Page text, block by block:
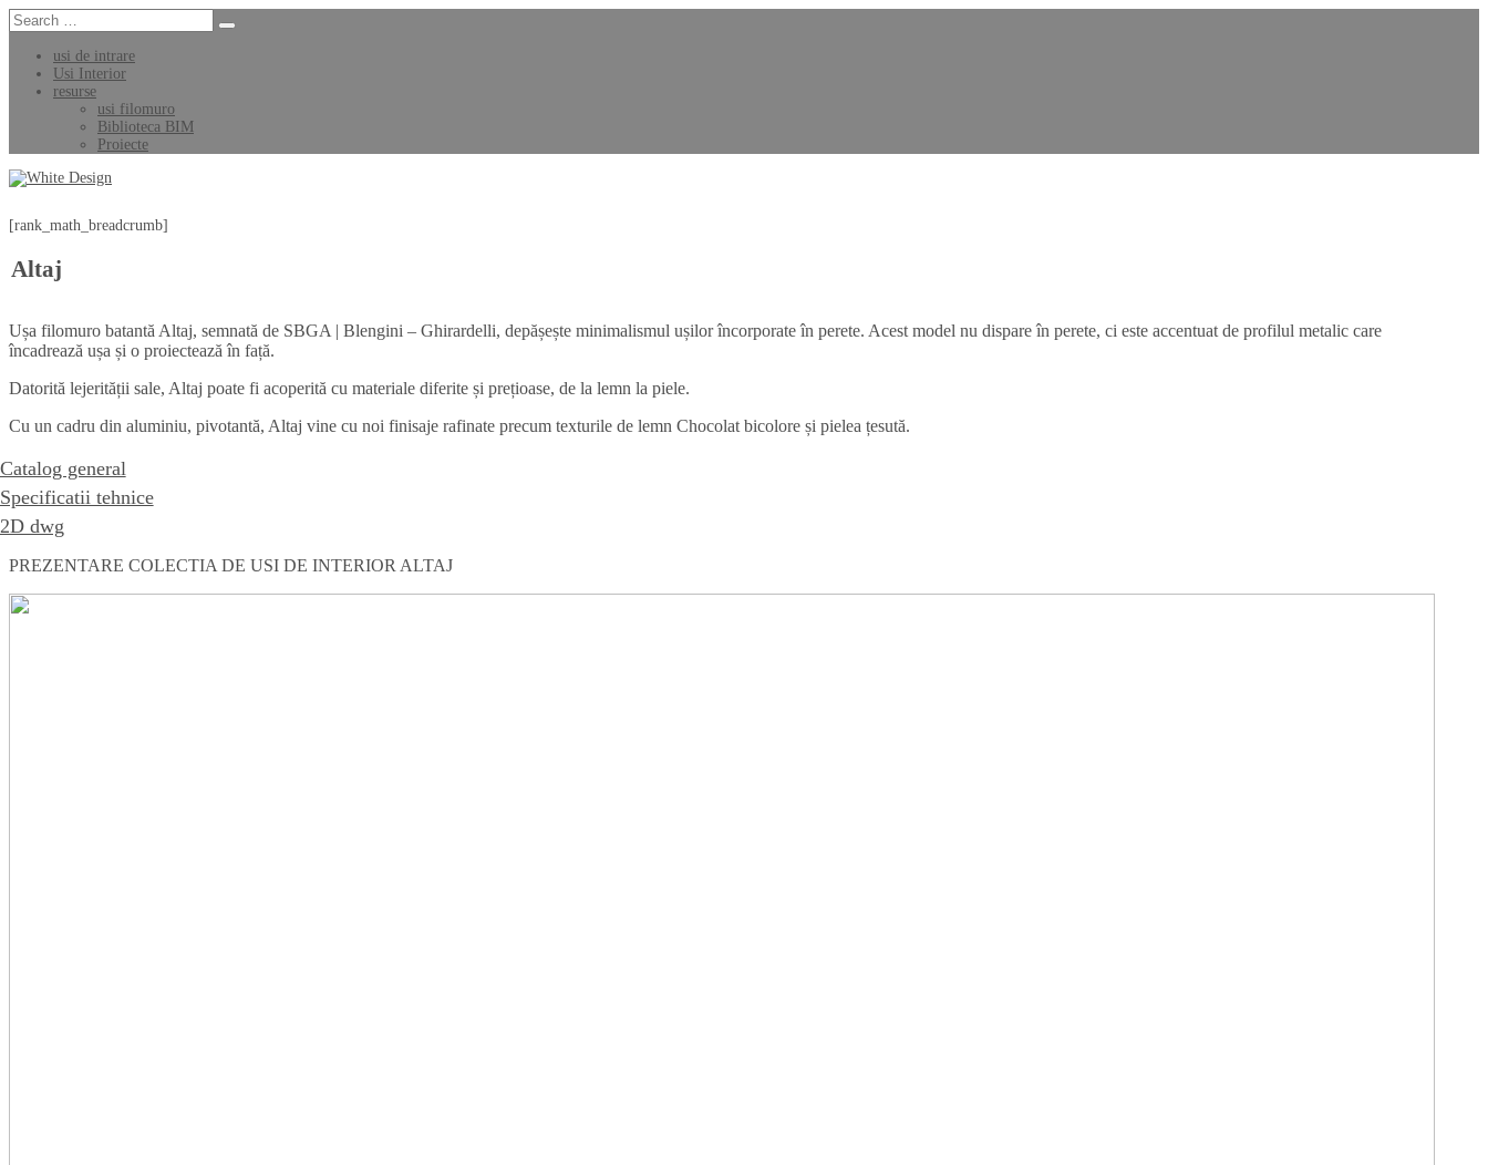
usi de intrare
Usi Interior
resurse
usi filomuro
Biblioteca BIM
Proiecte
[rank_math_breadcrumb]
Altaj
Ușa filomuro batantă Altaj, semnată de SBGA | Blengini – Ghirardelli, depășește minimalismul ușilor încorporate în perete. Acest model nu dispare în perete, ci este accentuat de profilul metalic care
încadrează ușa și o proiectează în față.
Datorită lejerității sale, Altaj poate fi acoperită cu materiale diferite și prețioase, de la lemn la piele.
Cu un cadru din aluminiu, pivotantă, Altaj vine cu noi finisaje rafinate precum texturile de lemn Chocolat bicolore și pielea țesută.
Catalog general
Specificatii tehnice
2D dwg
PREZENTARE COLECTIA DE USI DE INTERIOR ALTAJ